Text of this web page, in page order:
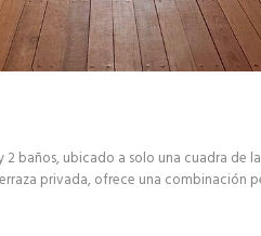
baños, ubicado a solo una cuadra de
privada, ofrece una